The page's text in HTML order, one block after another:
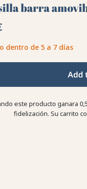
barra
dentro de 5 a 7 días
Add
este producto ganara
fidelización. Su carrito